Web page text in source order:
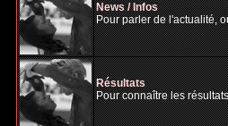
News / Infos
Pour parler de l'actualité,
Résultats
Pour connaître les